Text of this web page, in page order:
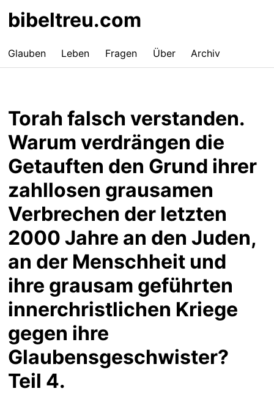
bibeltreu.com
Glauben Leben Fragen Über Archiv
Torah falsch verstanden.
Warum verdrängen die
Getauften den Grund ihrer
zahllosen grausamen
Verbrechen der letzten
2000 Jahre an den Juden,
an der Menschheit und
ihre grausam geführten
innerchristlichen Kriege
gegen ihre
Glaubensgeschwister?
Teil 4.